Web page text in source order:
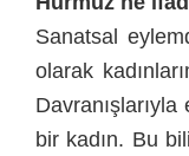
Sanatsal
olarak
bir kadın. Bu